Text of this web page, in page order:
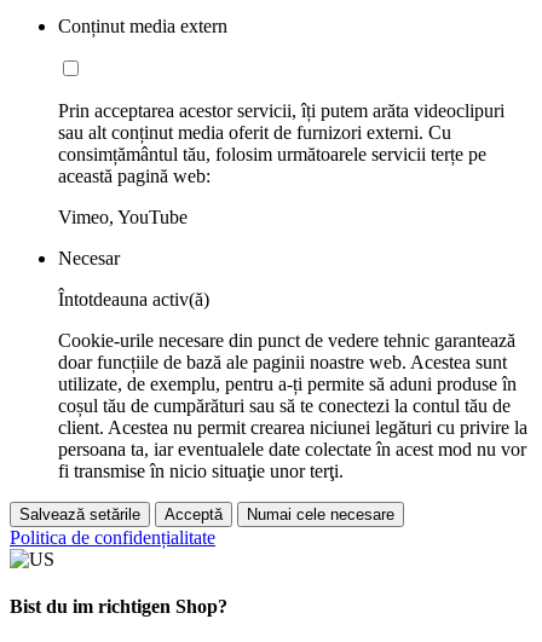
Conținut media extern
Prin acceptarea acestor servicii, îți putem arăta videoclipuri
sau alt conținut media oferit de furnizori externi. Cu
consimțământul tău, folosim următoarele servicii terțe pe
această pagină web:
Vimeo, YouTube
Necesar
Întotdeauna activ(ă)
Cookie-urile necesare din punct de vedere tehnic garantează
doar funcțiile de bază ale paginii noastre web. Acestea sunt
utilizate, de exemplu, pentru a-ți permite să aduni produse în
coșul tău de cumpărături sau să te conectezi la contul tău de
client. Acestea nu permit crearea niciunei legături cu privire la
persoana ta, iar eventualele date colectate în acest mod nu vor
fi transmise în nicio situaţie unor terţi.
Salvează setările Acceptă Numai cele necesare
Politica de confidențialitate
Bist du im richtigen Shop?